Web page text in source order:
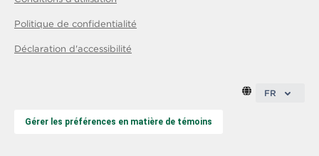
Politique de confidentialité
Déclaration d'accessibilité
FR
Gérer les préférences en matière de témoins